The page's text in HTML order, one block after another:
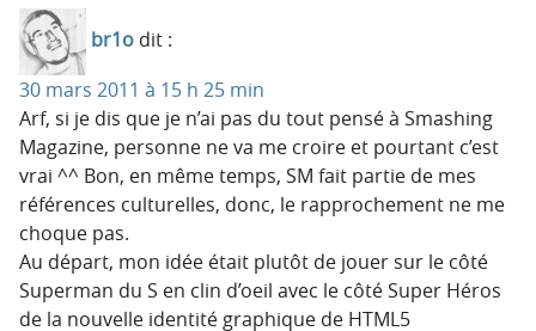
br1o dit :
30 mars 2011 à 15 h 25 min
Arf, si je dis que je n’ai pas du tout pensé à Smashing
Magazine, personne ne va me croire et pourtant c’est
vrai ^^ Bon, en même temps, SM fait partie de mes
références culturelles, donc, le rapprochement ne me
choque pas.
Au départ, mon idée était plutôt de jouer sur le côté
Superman du S en clin d’oeil avec le côté Super Héros
de la nouvelle identité graphique de HTML5